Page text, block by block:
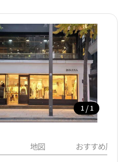
1 / 1
地図 おすすめ周辺